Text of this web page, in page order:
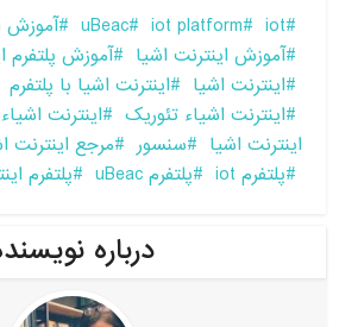
iot
iot platform
uBeac
آموزش IoT Platform
آموزش اینترنت اشیا
آموزش پلتفرم
اینترنت اشیا
اینترنت اشیا با پلتفرم
اینترنت اشیاء تئوریک
اینترنت
اینترنت اشیا
سنسور مرجع اینترنت
پلتفرم iot
پلتفرم uBeac پلتفرم
درباره